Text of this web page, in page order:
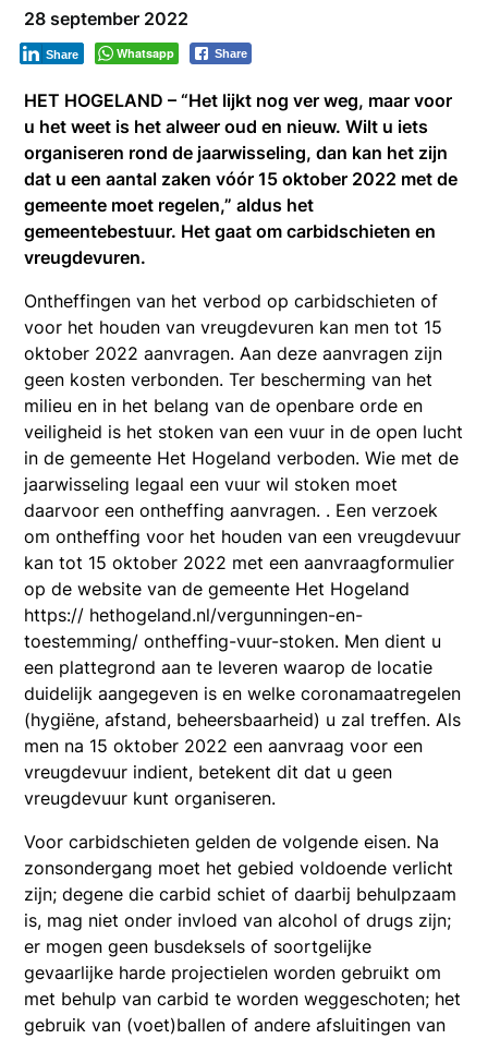
28 september 2022
Whatsapp Share
Share
HET HOGELAND – “Het lijkt nog ver weg, maar voor
u het weet is het alweer oud en nieuw. Wilt u iets
organiseren rond de jaarwisseling, dan kan het zijn
dat u een aantal zaken vóór 15 oktober 2022 met de
gemeente moet regelen,” aldus het
gemeentebestuur. Het gaat om carbidschieten en
vreugdevuren.
Ontheffingen van het verbod op carbidschieten of
voor het houden van vreugdevuren kan men tot 15
oktober 2022 aanvragen. Aan deze aanvragen zijn
geen kosten verbonden. Ter bescherming van het
milieu en in het belang van de openbare orde en
veiligheid is het stoken van een vuur in de open lucht
in de gemeente Het Hogeland verboden. Wie met de
jaarwisseling legaal een vuur wil stoken moet
daarvoor een ontheffing aanvragen. . Een verzoek
om ontheffing voor het houden van een vreugdevuur
kan tot 15 oktober 2022 met een aanvraagformulier
op de website van de gemeente Het Hogeland
https:// hethogeland.nl/vergunningen-en-
toestemming/ ontheffing-vuur-stoken. Men dient u
een plattegrond aan te leveren waarop de locatie
duidelijk aangegeven is en welke coronamaatregelen
(hygiëne, afstand, beheersbaarheid) u zal treffen. Als
men na 15 oktober 2022 een aanvraag voor een
vreugdevuur indient, betekent dit dat u geen
vreugdevuur kunt organiseren.
Voor carbidschieten gelden de volgende eisen. Na
zonsondergang moet het gebied voldoende verlicht
zijn; degene die carbid schiet of daarbij behulpzaam
is, mag niet onder invloed van alcohol of drugs zijn;
er mogen geen busdeksels of soortgelijke
gevaarlijke harde projectielen worden gebruikt om
met behulp van carbid te worden weggeschoten; het
gebruik van (voet)ballen of andere afsluitingen van